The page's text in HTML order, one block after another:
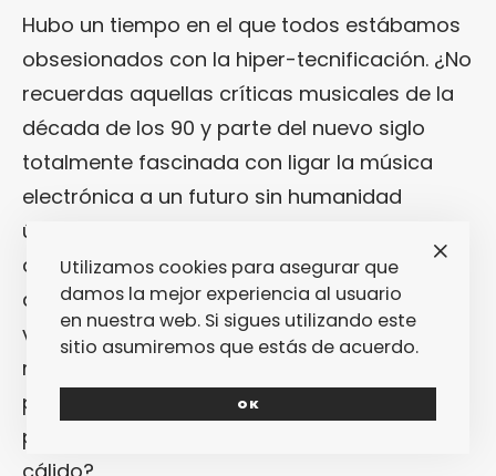
Hubo un tiempo en el que todos estábamos
obsesionados con la hiper-tecnificación. ¿No
recuerdas aquellas críticas musicales de la
década de los 90 y parte del nuevo siglo
totalmente fascinada con ligar la música
electrónica a un futuro sin humanidad
únicamente poblado por inteligencias
artificiales? Yo mismo he escrito tal cosa en
alguna que otra ocasión… Así que no voy a
vilipendiar esta percepción. Pero sí que voy a
matizarla. Porque lo cierto es que siempre
pensamos que el futuro sería robótico y frío,
pero ¿qué ocurriría si fuera humano y
Utilizamos cookies para asegurar que
damos la mejor experiencia al usuario
en nuestra web. Si sigues utilizando este
sitio asumiremos que estás de acuerdo.
OK